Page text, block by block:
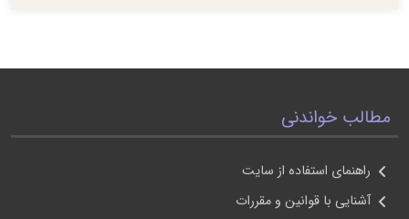
مطالب خواندنی
راهنمای استفاده از سايت
آشنايی با قوانين و مقررات